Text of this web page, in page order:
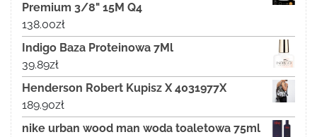
Premium 3/8" 15M Q4
138.00zł
Indigo Baza Proteinowa 7Ml
39.89zł
Henderson Robert Kupisz X 4031977X
189.90zł
nike urban wood man woda toaletowa 75ml